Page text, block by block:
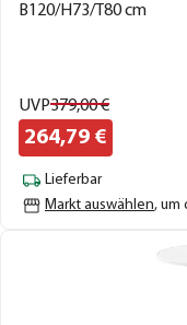
B120/H73/T80 cm
UVP379,00€
264,79 €
Lieferbar
Markt auswählen, um